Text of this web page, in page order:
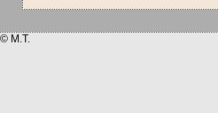
© M.T.